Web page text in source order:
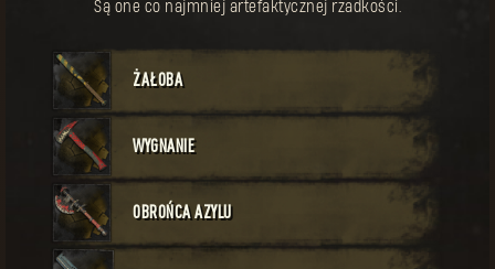
KUP
Broń Legendarne
Kostur pierwszego pielgrzyma
Twoja nagroda została odblokowana.
Są one co najmniej artefaktycznej rzadkości.
ŻAŁOBA
WYGNANIE
OBROŃCA AZYLU